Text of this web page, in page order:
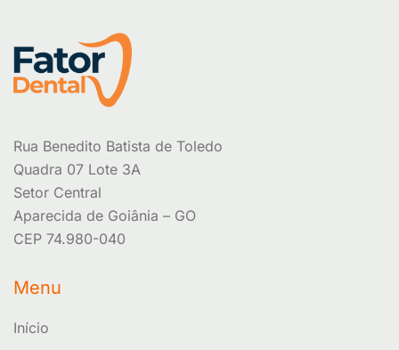
Rua Benedito Batista de Toledo
Quadra 07 Lote 3A
Setor Central
Aparecida de Goiânia – GO
CEP 74.980-040
Menu
Início